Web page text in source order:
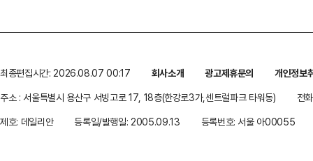
최종편집시간: 2026.08.07 00:17 회사소개 광고제휴문의
개인정보
주소 : 서울특별시 용산구 서빙고로 17, 18층(한강로3가,센트럴파크 타워동)
전
제호: 데일리안
등록일/발행일: 2005.09.13 등록번호: 서울 아00055